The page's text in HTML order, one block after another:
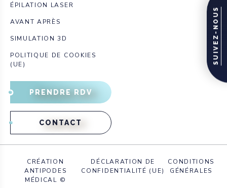
SUIVEZ-NOUS
ÉPILATION LASER
AVANT APRÈS
SIMULATION 3D
POLITIQUE DE COOKIES
(UE)
PRENDRE RDV
CONTACT
CRÉATION
ANTIPODES
MÉDICAL ©
DÉCLARATION DE
CONFIDENTIALITÉ (UE)
CONDITIONS
GÉNÉRALES